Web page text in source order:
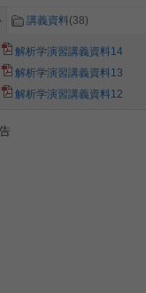
講義資料(38)
解析学演習講義資料14
解析学演習講義資料13
解析学演習講義資料12